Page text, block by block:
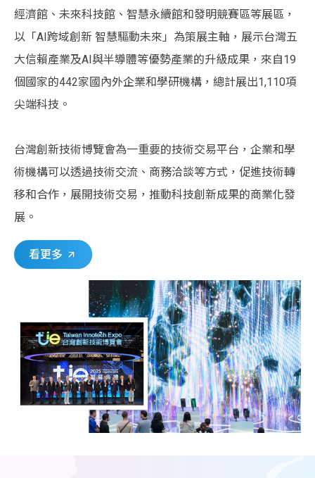
經濟館、未來科技館、智慧永續館和發明競賽區等展區，
以「AI跨域創新 智慧驅動未來」為策展主軸，展示台灣五
大信賴產業及AI與半導體等優勢產業的升級成果，來自19
個國家的442家國內外企業和學研機構，總計展出1,110項
尖端科技。
台灣創新技術博覽會為一重要的技術交易平台，企業和學
術機構可以透過技術交流、商務洽談等方式，促進技術轉
移和合作，展開技術交易，推動科技創新成果的商業化發
展。
看更多